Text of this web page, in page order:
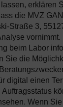
erklären
die MVZ
Straße 3,
vornimmt.
beim Labor
Sie die
digital einen
Wenn